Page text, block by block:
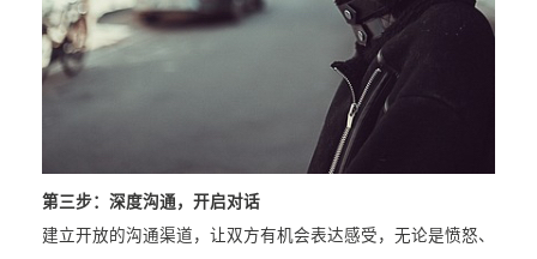
第三步： 深度沟通，开启对话
建立开放的沟通渠道，让双方有机会表达感受，无论是愤怒、